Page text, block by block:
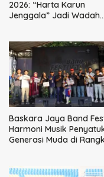
2026: “Harta Karun
Jenggala” Jadi Wadah
Baskara Jaya Band
Harmoni Musik
Generasi Muda di